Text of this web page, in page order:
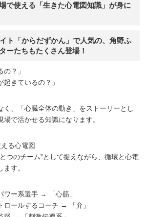
で使える「生きた心電図知識」が身に
ト「からだずかん」で人気の、角野ふ
ーたちもたくさん登場！
の？」
起きているの？」
く、「心臓全体の動き」をストーリーとし
で活かせる知識になります。
る心電図
つのチーム”として捉えながら、循環と心電
す。
ワー系選手 → 「心筋」
ロールするコーチ → 「弁」